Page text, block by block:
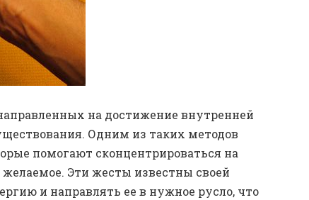
на достижение внутренней
Одним из таких методов
помогают сконцентрироваться на
Эти жесты известны своей
и направлять ее в нужное русло, что